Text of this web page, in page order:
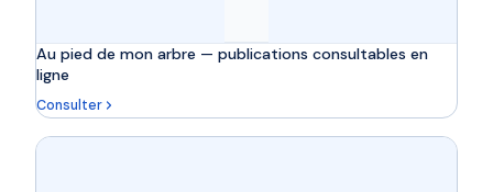
Au pied de mon arbre — publications consultables en
ligne
Consulter